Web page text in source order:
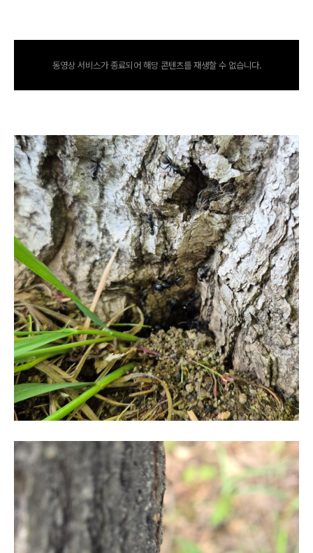
동영상 서비스가 종료되어 해당 콘텐츠를 재생할 수 없습니다.